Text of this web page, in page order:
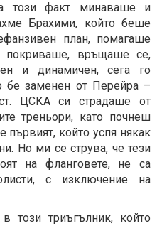
този факт минаваше и
Брахими, който беше
план, помагаше
покриваше, връщаше се,
и динамичен, сега го
бе заменен от Перейра –
ЦСКА си страдаше от
треньори, като почнеш
който успя някак
Но ми се струва, че тези
на фланговете, не са
с изключение на
този триъгълник, който